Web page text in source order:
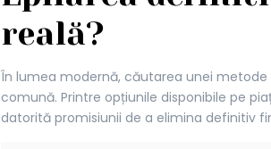
reală?
În lumea modernă, căutarea unei
comună. Printre opțiunile disponibile pe
datorită promisiunii de a elimina definitiv